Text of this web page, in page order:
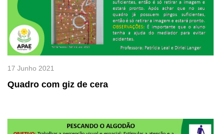
Quadro com giz de cera
17 Junho 2021